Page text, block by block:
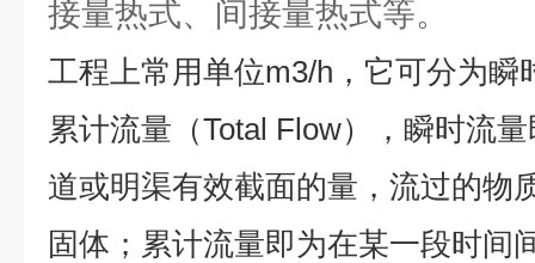
接量热式、间接量热式等。
工程上常用单位m3/h，它可分为瞬
累计流量（Total Flow），瞬时流
道或明渠有效截面的量，流过的物
固体；累计流量即为在某一段时间